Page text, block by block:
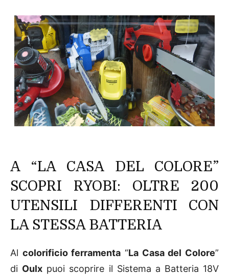
A “LA CASA DEL COLORE”
SCOPRI RYOBI: OLTRE 200
UTENSILI DIFFERENTI CON
LA STESSA BATTERIA
Al colorificio ferramenta “La Casa del Colore”
di Oulx puoi scoprire il Sistema a Batteria 18V